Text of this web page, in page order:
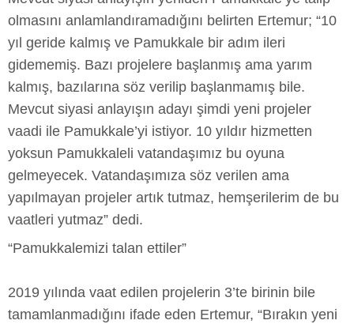
olmasını anlamlandıramadığını belirten Ertemur; “10
yıl geride kalmış ve Pamukkale bir adım ileri
gidememiş. Bazı projelere başlanmış ama yarım
kalmış, bazılarına söz verilip başlanmamış bile.
Mevcut siyasi anlayışın adayı şimdi yeni projeler
vaadi ile Pamukkale’yi istiyor. 10 yıldır hizmetten
yoksun Pamukkaleli vatandaşımız bu oyuna
gelmeyecek. Vatandaşımıza söz verilen ama
yapılmayan projeler artık tutmaz, hemşerilerim de bu
vaatleri yutmaz” dedi.
“Pamukkalemizi talan ettiler”
2019 yılında vaat edilen projelerin 3’te birinin bile
tamamlanmadığını ifade eden Ertemur, “Bırakın yeni